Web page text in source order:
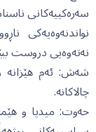
سەرەکییەکانی
نواندنەوەیەکی
نەتەوەیی دروست
شەش: ئەم هێزانە
چالاکانە.
حەوت: میدیا و